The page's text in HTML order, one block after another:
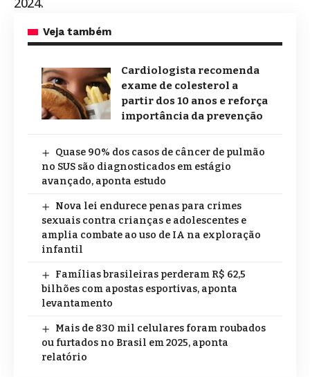
Veja também
Cardiologista recomenda
exame de colesterol a
partir dos 10 anos e reforça
importância da prevenção
Quase 90% dos casos de câncer de pulmão
no SUS são diagnosticados em estágio
avançado, aponta estudo
Nova lei endurece penas para crimes
sexuais contra crianças e adolescentes e
amplia combate ao uso de IA na exploração
infantil
Famílias brasileiras perderam R$ 62,5
bilhões com apostas esportivas, aponta
levantamento
Mais de 830 mil celulares foram roubados
ou furtados no Brasil em 2025, aponta
relatório